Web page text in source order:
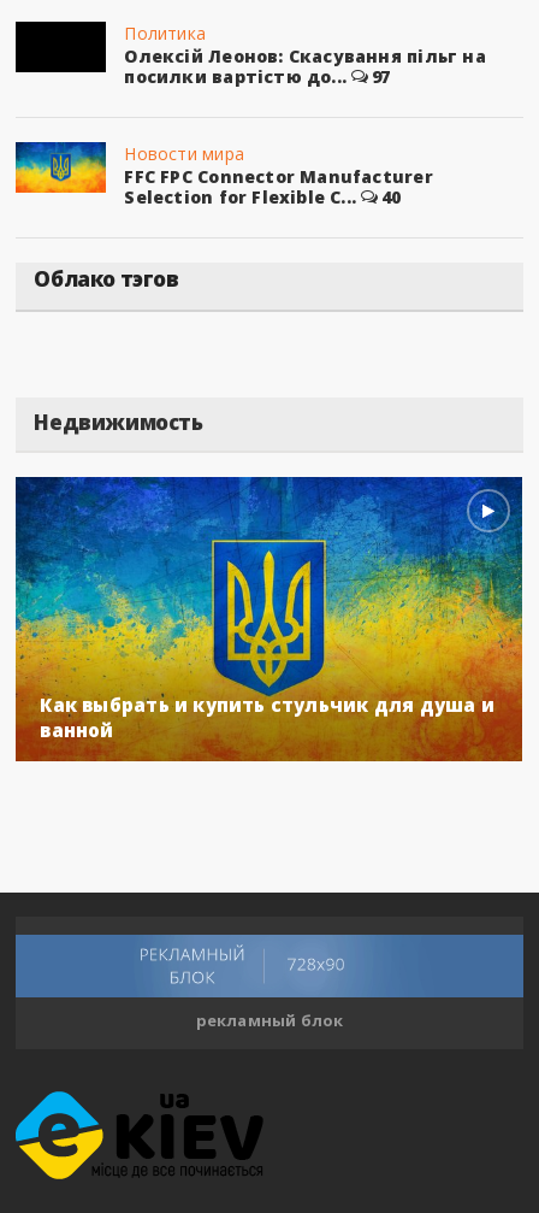
Политика
Олексій Леонов: Скасування пільг на
посилки вартістю до...
97
Новости мира
FFC FPC Connector Manufacturer
Selection for Flexible C...
40
Облако тэгов
Недвижимость
Как выбрать и купить стульчик для душа и
ванной
рекламный блок